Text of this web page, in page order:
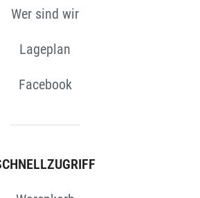
Wer sind wir
Lageplan
Facebook